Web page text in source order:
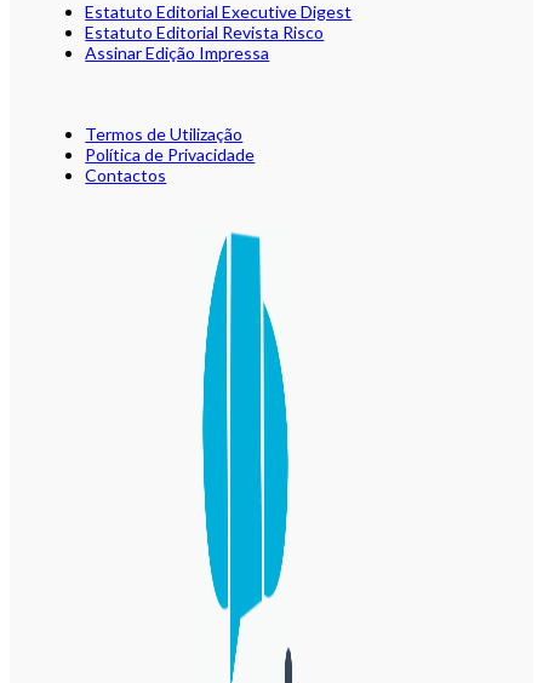
Estatuto Editorial Executive Digest
Estatuto Editorial Revista Risco
Assinar Edição Impressa
Termos de Utilização
Política de Privacidade
Contactos